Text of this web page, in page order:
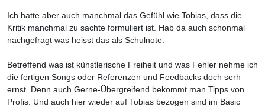
Ich hatte aber auch manchmal das Gefühl wie Tobias, dass die
Kritik manchmal zu sachte formuliert ist. Hab da auch schonmal
nachgefragt was heisst das als Schulnote.
Betreffend was ist künstlerische Freiheit und was Fehler nehme ich
die fertigen Songs oder Referenzen und Feedbacks doch serh
ernst. Denn auch Gerne-Übergreifend bekommt man Tipps von
Profis. Und auch hier wieder auf Tobias bezogen sind im Basic